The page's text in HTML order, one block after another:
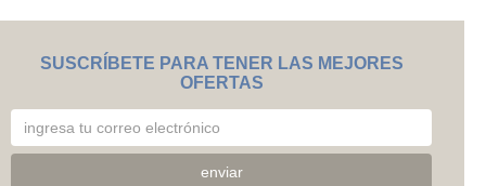
SUSCRÍBETE PARA TENER LAS MEJORES
OFERTAS